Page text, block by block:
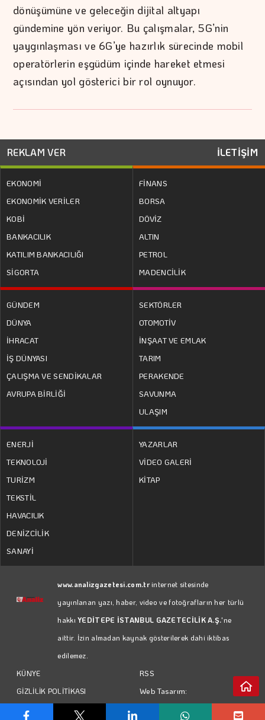
dönüşümüne ve geleceğin dijital altyapı
gündemine yön veriyor. Bu çalışmalar, 5G’nin
yaygınlaşması ve 6G’ye hazırlık sürecinde mobil
operatörlerin eşgüdüm içinde hareket etmesi
açısından yol gösterici bir rol oynuyor.
REKLAM VER İLETİŞİM
EKONOMİ
EKONOMİK VERİLER
KOBİ
BANKACILIK
KATILIM BANKACILIĞI
SİGORTA
FİNANS
BORSA
DÖVİZ
ALTIN
PETROL
MADENCİLİK
GÜNDEM
DÜNYA
İHRACAT
İŞ DÜNYASI
ÇALIŞMA VE SENDİKALAR
AVRUPA BİRLİĞİ
SEKTÖRLER
OTOMOTİV
İNŞAAT VE EMLAK
TARIM
PERAKENDE
SAVUNMA
ULAŞIM
ENERJİ
TEKNOLOJİ
TURİZM
TEKSTİL
HAVACILIK
DENİZCİLİK
SANAYİ
YAZARLAR
VİDEO GALERİ
KİTAP
www.analizgazetesi.com.trinternet sitesinde
yayınlanan yazı, haber, video ve fotoğrafların her türlü
hakkıYEDİTEPE İSTANBUL GAZETECİLİK A.Ş.'ne
aittir. İzin almadan kaynak gösterilerek dahi iktibas
edilemez.
KÜNYE
GİZLİLİK POLİTİKASI
KULLANIM KOŞULLARI
RSS
Web Tasarım: